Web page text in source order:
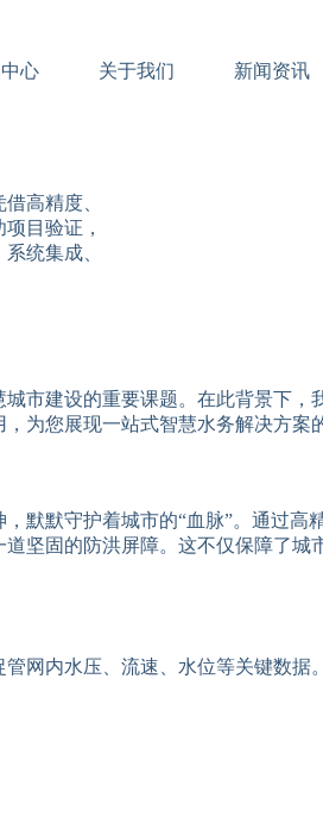
心 关于我们 新闻资讯
高精度、
目验证，
统集成、
市建设的重要课题。在此背景下
为您展现一站式智慧水务解决方案
默默守护着城市的“血脉”。通过
固的防洪屏障。这不仅保障了城
网内水压、流速、水位等关键数据